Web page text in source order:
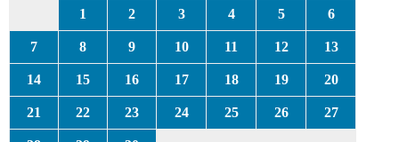
1 2 3 4 5 6
7 8 9 10 11 12 13
14 15 16 17 18 19 20
21 22 23 24 25 26 27